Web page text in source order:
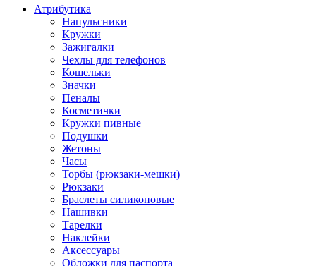
Атрибутика
Напульсники
Кружки
Зажигалки
Чехлы для телефонов
Кошельки
Значки
Пеналы
Косметички
Кружки пивные
Подушки
Жетоны
Часы
Торбы (рюкзаки-мешки)
Рюкзаки
Браслеты силиконовые
Нашивки
Тарелки
Наклейки
Аксессуары
Обложки для паспорта